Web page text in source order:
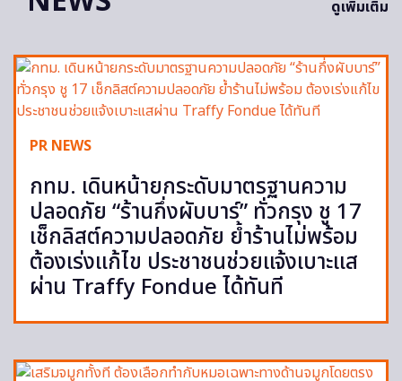
ดูเพิ่มเติม
PR NEWS
กทม. เดินหน้ายกระดับมาตรฐานความ
ปลอดภัย “ร้านกึ่งผับบาร์” ทั่วกรุง ชู 17
เช็กลิสต์ความปลอดภัย ย้ำร้านไม่พร้อม
ต้องเร่งแก้ไข ประชาชนช่วยแจ้งเบาะแส
ผ่าน Traffy Fondue ได้ทันที